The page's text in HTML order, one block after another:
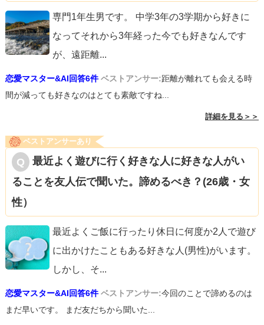
専門1年生男です。 中学3年の3学期から好きに
なってそれから3年経った今でも好きなんです
が、遠距離...
恋愛マスター&AI回答6件 ベストアンサー:距離が離れても会える時
間が減っても好きなのはとても素敵ですね...
詳細を見る＞＞
ベストアンサーあり
最近よく遊びに行く好きな人に好きな人がい
ることを友人伝で聞いた。諦めるべき？(26歳・女
性）
最近よくご飯に行ったり休日に何度か2人で遊び
に出かけたこともある好きな人(男性)がいます。
しかし、そ...
恋愛マスター&AI回答6件 ベストアンサー:今回のことで諦めるのは
まだ早いです。 まだ友だちから聞いた...